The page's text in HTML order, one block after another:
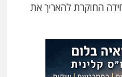
לגטיוי
מעצרים וחקירות
דין טאי שרקי
תעבורה מרב"ד
החוקרת להאריך את